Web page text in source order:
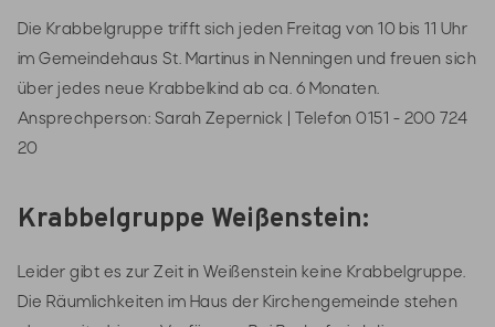
Die Krabbelgruppe trifft sich jeden Freitag von 10 bis 11 Uhr
im Gemeindehaus St. Martinus in Nenningen und freuen sich
über jedes neue Krabbelkind ab ca. 6 Monaten.
Ansprechperson: Sarah Zepernick | Telefon 0151 - 200 724
20
Krabbelgruppe Weißenstein:
Leider gibt es zur Zeit in Weißenstein keine Krabbelgruppe.
Die Räumlichkeiten im Haus der Kirchengemeinde stehen